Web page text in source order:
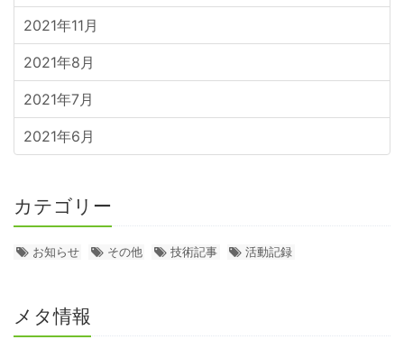
2021年11月
2021年8月
2021年7月
2021年6月
カテゴリー
お知らせ その他 技術記事 活動記録
メタ情報